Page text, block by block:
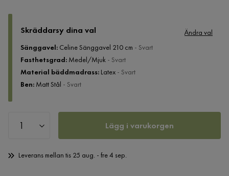
Skräddarsy dina val
Ändra val
Sänggavel: Celine Sänggavel 210 cm - Svart
Fasthetsgrad: Medel/Mjuk - Svart
Material bäddmadrass: Latex - Svart
Ben: Matt Stål - Svart
Lägg i varukorgen
Leverans mellan tis 25 aug. - fre 4 sep.